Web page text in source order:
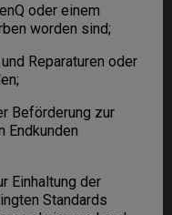
oder einem
worden sind;
Reparaturen oder
Beförderung zur
Endkunden
Einhaltung der
Standards